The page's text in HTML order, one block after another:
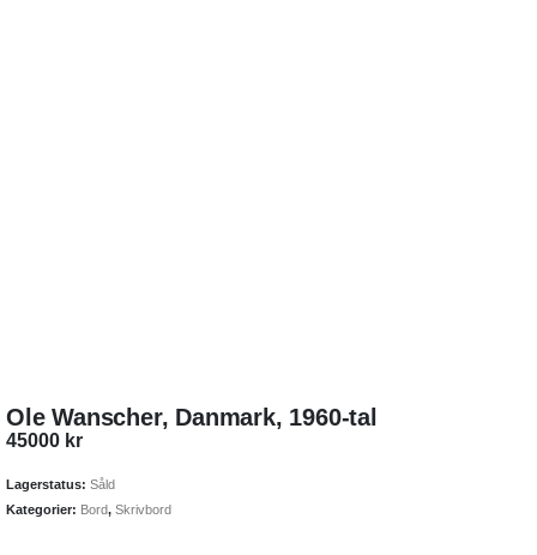
Ole Wanscher, Danmark, 1960-tal
45000 kr
Lagerstatus: Såld
Kategorier: Bord, Skrivbord